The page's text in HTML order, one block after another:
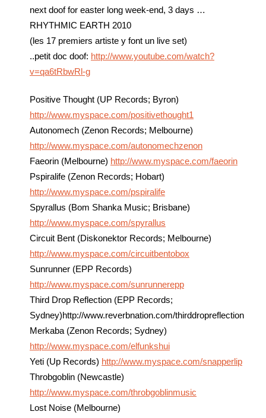
next doof for easter long week-end, 3 days …
RHYTHMIC EARTH 2010
(les 17 premiers artiste y font un live set)
..petit doc doof: http://www.youtube.com/watch?
v=qa6tRbwRl-g
Positive Thought (UP Records; Byron)
http://www.myspace.com/positivethought1
Autonomech (Zenon Records; Melbourne)
http://www.myspace.com/autonomechzenon
Faeorin (Melbourne) http://www.myspace.com/faeorin
Pspiralife (Zenon Records; Hobart)
http://www.myspace.com/pspiralife
Spyrallus (Bom Shanka Music; Brisbane)
http://www.myspace.com/spyrallus
Circuit Bent (Diskonektor Records; Melbourne)
http://www.myspace.com/circuitbentobox
Sunrunner (EPP Records)
http://www.myspace.com/sunrunnerepp
Third Drop Reflection (EPP Records;
Sydney)http://www.reverbnation.com/thirddropreflection
Merkaba (Zenon Records; Sydney)
http://www.myspace.com/elfunkshui
Yeti (Up Records) http://www.myspace.com/snapperlip
Throbgoblin (Newcastle)
http://www.myspace.com/throbgoblinmusic
Lost Noise (Melbourne)